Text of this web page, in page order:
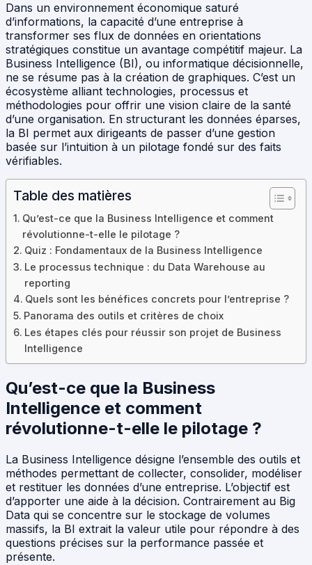
Dans un environnement économique saturé
d’informations, la capacité d’une entreprise à
transformer ses flux de données en orientations
stratégiques constitue un avantage compétitif majeur. La
Business Intelligence (BI), ou informatique décisionnelle,
ne se résume pas à la création de graphiques. C’est un
écosystème alliant technologies, processus et
méthodologies pour offrir une vision claire de la santé
d’une organisation. En structurant les données éparses,
la BI permet aux dirigeants de passer d’une gestion
basée sur l’intuition à un pilotage fondé sur des faits
vérifiables.
Table des matières
Qu’est-ce que la Business Intelligence et comment
révolutionne-t-elle le pilotage ?
Quiz : Fondamentaux de la Business Intelligence
Le processus technique : du Data Warehouse au
reporting
Quels sont les bénéfices concrets pour l’entreprise ?
Panorama des outils et critères de choix
Les étapes clés pour réussir son projet de Business
Intelligence
Qu’est-ce que la Business
Intelligence et comment
révolutionne-t-elle le pilotage ?
La Business Intelligence désigne l’ensemble des outils et
méthodes permettant de collecter, consolider, modéliser
et restituer les données d’une entreprise. L’objectif est
d’apporter une aide à la décision. Contrairement au Big
Data qui se concentre sur le stockage de volumes
massifs, la BI extrait la valeur utile pour répondre à des
questions précises sur la performance passée et
présente.